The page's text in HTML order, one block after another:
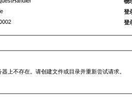
登
登
上不存在。请创建文件或目录并重新尝试请求。